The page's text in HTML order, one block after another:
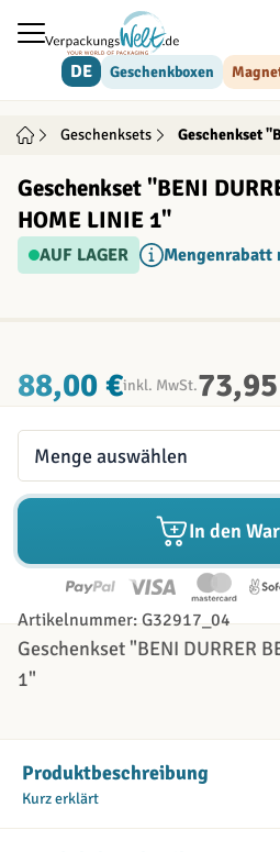
Direkt zum Inhalt
DE Geschenkboxen
Geschenksets Geschenkset
Geschenkset "BENI
HOME LINIE 1"
AUF LAGER Mengenrabatt
Produktbeschreibung
Kurz erklärt
88,00 €inkl. MwSt.
Menge
In den
Artikelnummer: G32917_04
Geschenkset "BENI DURRER
1"